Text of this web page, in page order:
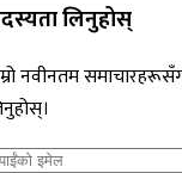
लिनुहोस्
नवीनतम